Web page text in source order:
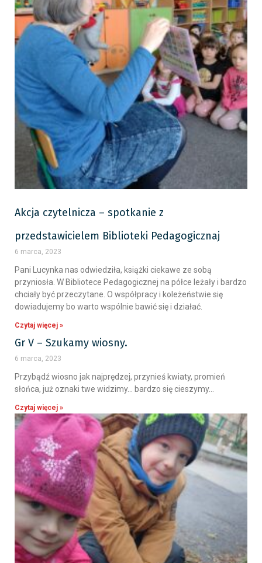
Akcja czytelnicza – spotkanie z
przedstawicielem Biblioteki Pedagogicznaj
6 marca, 2023
Pani Lucynka nas odwiedziła, książki ciekawe ze sobą
przyniosła. W Bibliotece Pedagogicznej na półce leżały i bardzo
chciały być przeczytane. O współpracy i koleżeństwie się
dowiadujemy bo warto wspólnie bawić się i działać.
Czytaj więcej »
Gr V – Szukamy wiosny.
6 marca, 2023
Przybądź wiosno jak najprędzej, przynieś kwiaty, promień
słońca, już oznaki twe widzimy… bardzo się cieszymy…
Czytaj więcej »